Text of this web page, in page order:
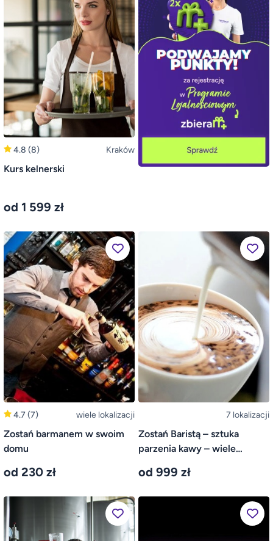
4.8 (8) Kraków
Kurs kelnerski
od 1 599 zł
4.7(7) wiele lokalizacji
Zostań barmanem w swoim
domu
od 230 zł
7 lokalizacji
Zostań Baristą – sztuka
parzenia kawy – wiele
od 999 zł